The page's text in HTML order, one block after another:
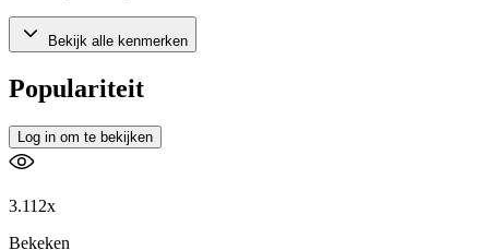
Bekijk alle kenmerken
Populariteit
Log in om te bekijken
3.112x
Bekeken